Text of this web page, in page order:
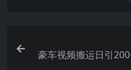
豪车视频搬运日引